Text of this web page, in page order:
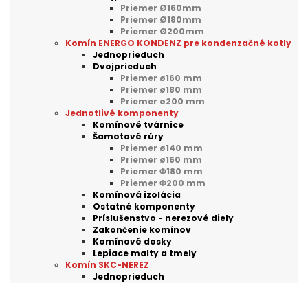
Priemer Ø160mm
Priemer Ø180mm
Priemer Ø200mm
Komín ENERGO KONDENZ pre kondenzačné kotly
Jednoprieduch
Dvojprieduch
Priemer ø160 mm
Priemer ø180 mm
Priemer ø200 mm
Jednotlivé komponenty
Komínové tvárnice
Šamotové rúry
Priemer ø140 mm
Priemer ø160 mm
Priemer Φ180 mm
Priemer Φ200 mm
Komínová izolácia
Ostatné komponenty
Príslušenstvo - nerezové diely
Zakončenie komínov
Komínové dosky
Lepiace malty a tmely
Komín SKC-NEREZ
Jednoprieduch